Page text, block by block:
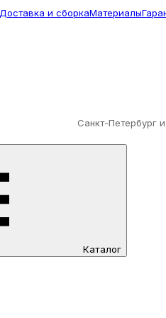
Доставка и сборкаМатериалы
Санкт-Петербург
Каталог